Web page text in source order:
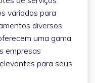
variados para
diversos
uma gama
empresas
para seus